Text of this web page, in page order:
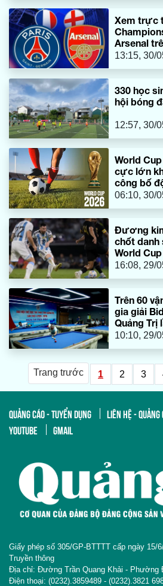
Xem trực
Arsenal
13:15, 30/
330 học
hội bóng
12:57, 30/
World
cực lớn
công bố
06:10, 30/
Đương
chốt danh
World
16:08, 29/
Trên 60
gia giải
Quảng Trị
10:10, 29/
Trang trước 1 2 3
QUẢNG CÁO - TUYỂN DỤNG LIÊN HỆ - QUẢNG
YOUTUBE
GMAIL
Giấy phép số 305/GP-BTTTT cấp ngày 15/
Truyền thông
Địa chỉ: Đường Trần Quang Khải - Phường
Điện thoại: (0232).3859489 - (0232).3821